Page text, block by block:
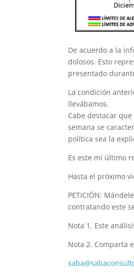
De acuerdo a la
dolosos. Esto
presentado
La condición
llevábamos.
Cabe destacar
semana se
política sea la
Es este mi último
Hasta el próximo
PETICIÓN:
contratando este
Nota 1. Este
Nota 2. Comparta